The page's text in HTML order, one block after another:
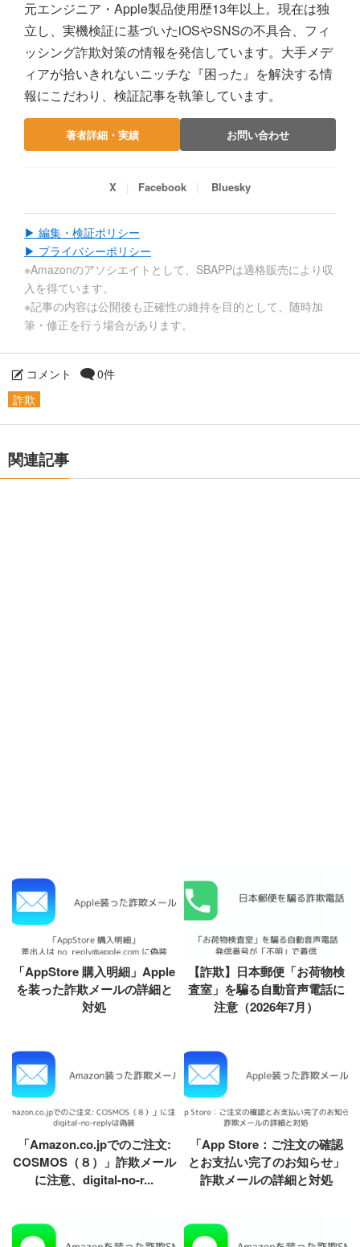
元エンジニア・Apple製品使用歴13年以上。現在は独
立し、実機検証に基づいたiOSやSNSの不具合、フィ
ッシング詐欺対策の情報を発信しています。大手メデ
ィアが拾いきれないニッチな『困った』を解決する情
報にこだわり、検証記事を執筆しています。
著者詳細・実績 お問い合わせ
X Facebook Bluesky
▶ 編集・検証ポリシー
▶ プライバシーポリシー
※Amazonのアソシエイトとして、SBAPPは適格販売により収
入を得ています。
※記事の内容は公開後も正確性の維持を目的として、随時加
筆・修正を行う場合があります。
コメント
0件
詐欺
関連記事
「AppStore 購入明細」Apple
を装った詐欺メールの詳細と
対処
【詐欺】日本郵便「お荷物検
査室」を騙る自動音声電話に
注意（2026年7月）
「Amazon.co.jpでのご注文:
COSMOS（８）」詐欺メール
に注意、digital-no-r...
「App Store：ご注文の確認
とお支払い完了のお知らせ」
詐欺メールの詳細と対処